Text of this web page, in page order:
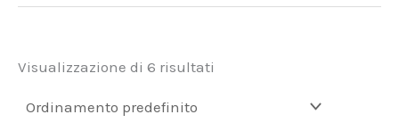
Visualizzazione di 6 risultati